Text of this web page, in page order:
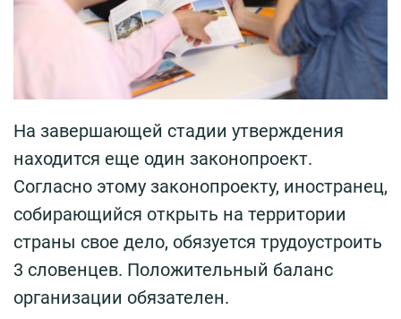
На завершающей стадии утверждения
находится еще один законопроект.
Согласно этому законопроекту, иностранец,
собирающийся открыть на территории
страны свое дело, обязуется трудоустроить
3 словенцев. Положительный баланс
организации обязателен.